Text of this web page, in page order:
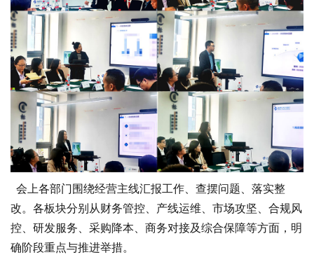
会上各部门围绕经营主线汇报工作、查摆问题、落实整
改。各板块分别从财务管控、产线运维、市场攻坚、合规风
控、研发服务、采购降本、商务对接及综合保障等方面，明
确阶段重点与推进举措。